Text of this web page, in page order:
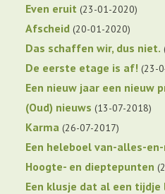
Even eruit 23-01-2020
Afscheid 20-01-2020
Das schaffen wir, dus niet.
De eerste etage is af! 23-
Een nieuw jaar een nieuw
(Oud) nieuws 13-07-2018
Karma 26-07-2017
Een heleboel van-alles-
Hoogte- en dieptepunten
Een klusje dat al een